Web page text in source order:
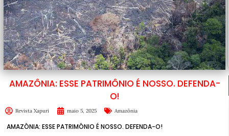
AMAZÔNIA: ESSE PATRIMÔNIO É NOSSO. DEFENDA-
O!
Revista Xapuri maio 5, 2025 Amazônia
AMAZÔNIA: ESSE PATRIMÔNIO É NOSSO. DEFENDA-O!